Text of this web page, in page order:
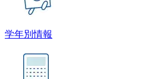
学年別情報